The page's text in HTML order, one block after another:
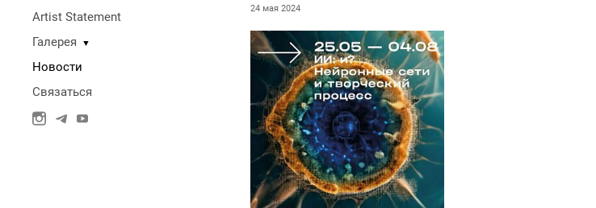
Artist Statement
Галерея
▼
Новости
Связаться
24 мая 2024